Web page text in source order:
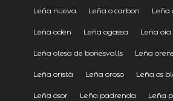
Leña nueva Leña o carbon Leña
Leña odèn Leña ogassa Leña oia
Leña olesa de bonesvalls Leña
Leña oristà Leña oroso Leña os
Leña osor Leña padrenda Leña